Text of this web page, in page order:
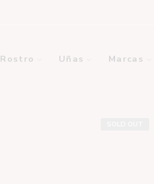
Rostro Uñas Marcas